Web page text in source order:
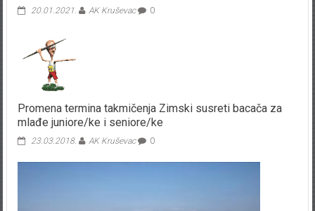
20.01.2021. AK Kruševac 0
Promena termina takmičenja Zimski susreti bacača za
mlađe juniore/ke i seniore/ke
23.03.2018. AK Kruševac 0